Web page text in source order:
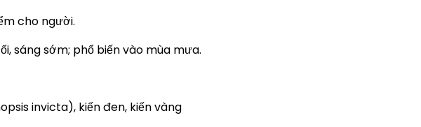
cho người.
sáng sớm; phổ biến vào mùa mưa.
invicta), kiến đen, kiến vàng